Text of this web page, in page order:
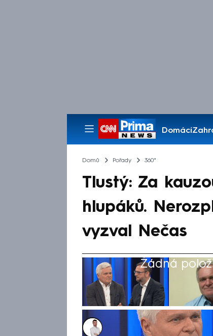
Domácí
Pořady
Domů Pořady 360°
Tlustý: Za
hlupáků.
vyzval Nečas
Žádná
Lukáš Cigánek
18. čvn 2025, 13:39